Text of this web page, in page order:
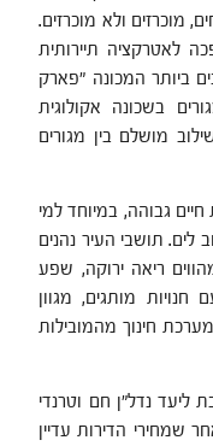
מוכרזים ולא מוכרזים.
לאטרקציה תיירותית
ביותר המכונה "פארק
בשכונה אקולוגית
מושלם בין מגורים
חיים גבוהה, במיוחד למי
לים. תושבי העיר נהנים
ריאה ירוקה, שפע
חנויות מותגים, מגוון
חינוך מהמובילות
ליעד נדל"ן חם וטרנדי
הדירות עדיין